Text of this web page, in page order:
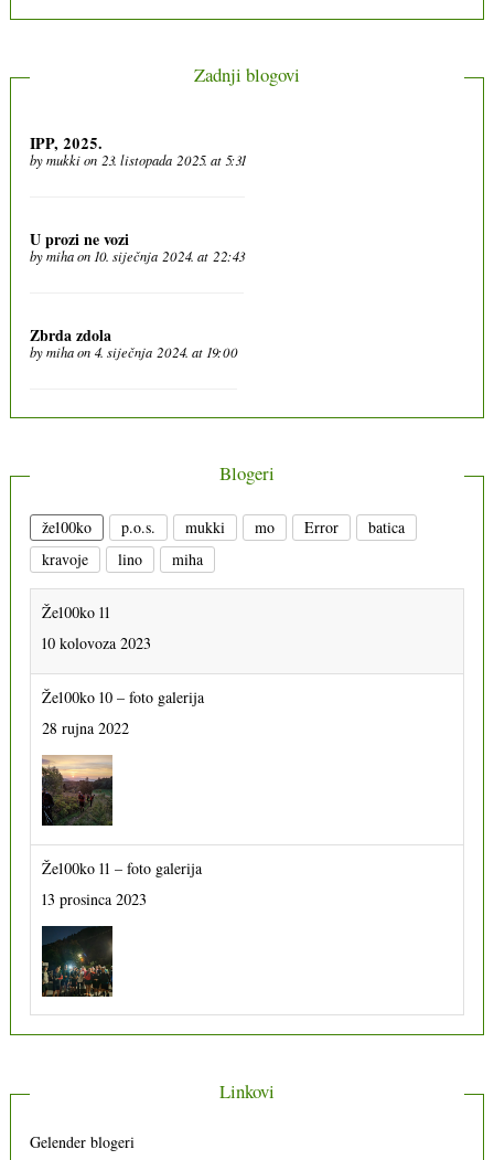
Zadnji blogovi
IPP, 2025.
bymukkion 23. listopada 2025. at 5:31
U prozi ne vozi
bymihaon 10. siječnja 2024. at 22:43
Zbrda zdola
bymihaon 4. siječnja 2024. at 19:00
Blogeri
že100ko p.o.s. mukki mo Error
batica
kravoje
lino miha
Že100ko 11
10 kolovoza 2023
Že100ko 10 – foto galerija
28 rujna 2022
Že100ko 11 – foto galerija
13 prosinca 2023
Linkovi
Gelender blogeri